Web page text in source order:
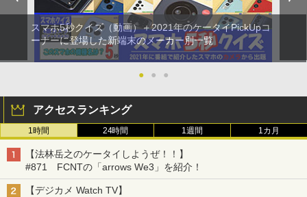
スマホ5秒クイズ（動画）＋2021年のケータイPickUpコ
ーナーに登場した新端末のメーカー別一覧
● ● ●
アクセスランキング
1時間 24時間 1週間 1カ月
【法林岳之のケータイしようぜ！！】
#871 FCNTの「arrows We3」を紹介！
【デジカメ Watch TV】